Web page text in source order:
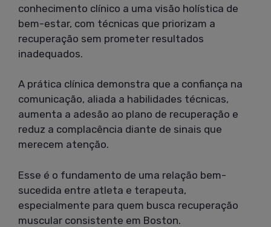
conhecimento clínico a uma visão holística de
bem-estar, com técnicas que priorizam a
recuperação sem prometer resultados
inadequados.
A prática clínica demonstra que a confiança na
comunicação, aliada a habilidades técnicas,
aumenta a adesão ao plano de recuperação e
reduz a complacência diante de sinais que
merecem atenção.
Esse é o fundamento de uma relação bem-
sucedida entre atleta e terapeuta,
especialmente para quem busca recuperação
muscular consistente em Boston.